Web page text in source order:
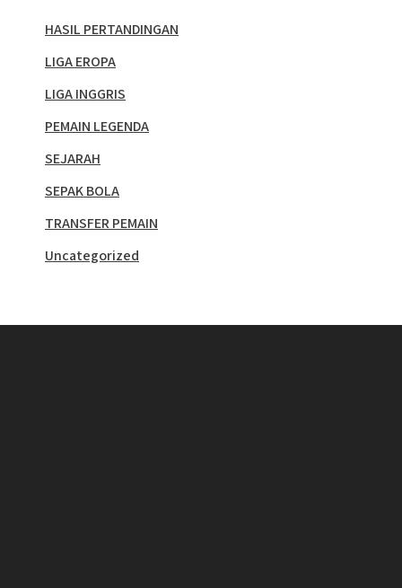
HASIL PERTANDINGAN
LIGA EROPA
LIGA INGGRIS
PEMAIN LEGENDA
SEJARAH
SEPAK BOLA
TRANSFER PEMAIN
Uncategorized